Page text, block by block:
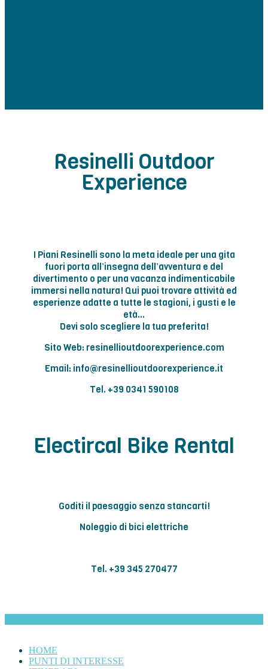
Resinelli Outdoor
Experience
I Piani Resinelli sono la meta ideale per una gita
fuori porta all’insegna dell’avventura e del
divertimento o per una vacanza indimenticabile
immersi nella natura! Qui puoi trovare attività ed
esperienze adatte a tutte le stagioni, i gusti e le
età…
Devi solo scegliere la tua preferita!
Sito Web: resinellioutdoorexperience.com
Email: info@resinellioutdoorexperience.it
Tel. +39 0341 590108
Electircal Bike Rental
Goditi il paesaggio senza stancarti!
Noleggio di bici elettriche
Tel. +39 345 270477
HOME
PUNTI DI INTERESSE